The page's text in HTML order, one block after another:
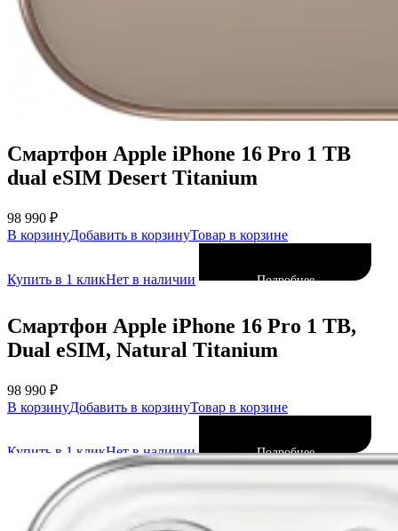
Смартфон Apple iPhone 16 Pro 1 TB
dual eSIM Desert Titanium
98 990 ₽
В корзинуДобавить в корзинуТовар в корзине
Купить в 1 кликНет в наличии Подробнее
Смартфон Apple iPhone 16 Pro 1 TB,
Dual eSIM, Natural Titanium
98 990 ₽
В корзинуДобавить в корзинуТовар в корзине
Купить в 1 кликНет в наличии Подробнее